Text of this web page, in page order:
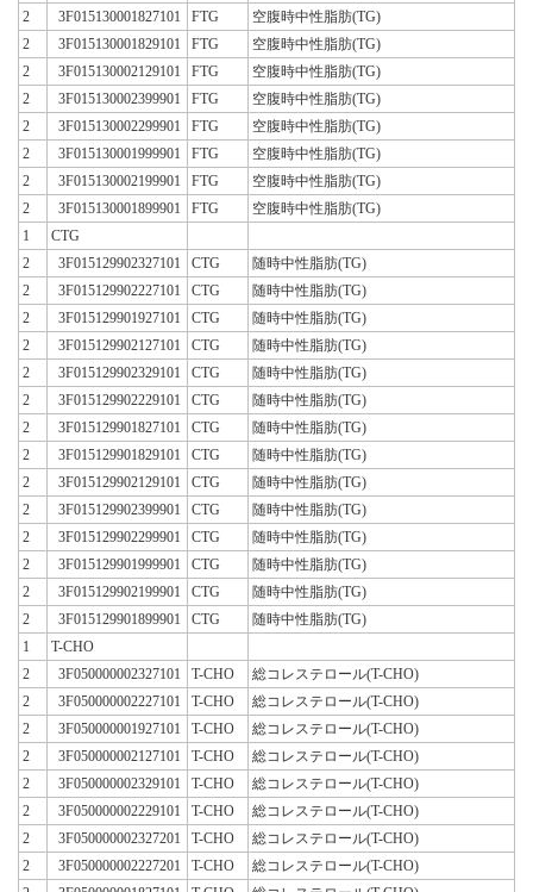
2
3F015130001827101 FTG
空腹時中性脂肪(TG)
2
3F015130001829101 FTG
空腹時中性脂肪(TG)
2
3F015130002129101 FTG
空腹時中性脂肪(TG)
2
3F015130002399901 FTG
空腹時中性脂肪(TG)
2
3F015130002299901 FTG
空腹時中性脂肪(TG)
2
3F015130001999901 FTG
空腹時中性脂肪(TG)
2
3F015130002199901 FTG
空腹時中性脂肪(TG)
2
3F015130001899901 FTG
空腹時中性脂肪(TG)
1
CTG
2
3F015129902327101 CTG
随時中性脂肪(TG)
2
3F015129902227101 CTG
随時中性脂肪(TG)
2
3F015129901927101 CTG
随時中性脂肪(TG)
2
3F015129902127101 CTG
随時中性脂肪(TG)
2
3F015129902329101 CTG
随時中性脂肪(TG)
2
3F015129902229101 CTG
随時中性脂肪(TG)
2
3F015129901827101 CTG
随時中性脂肪(TG)
2
3F015129901829101 CTG
随時中性脂肪(TG)
2
3F015129902129101 CTG
随時中性脂肪(TG)
2
3F015129902399901 CTG
随時中性脂肪(TG)
2
3F015129902299901 CTG
随時中性脂肪(TG)
2
3F015129901999901 CTG
随時中性脂肪(TG)
2
3F015129902199901 CTG
随時中性脂肪(TG)
2
3F015129901899901 CTG
随時中性脂肪(TG)
1
T-CHO
2
3F050000002327101 T-CHO
総コレステロール(T-CHO)
2
3F050000002227101 T-CHO
総コレステロール(T-CHO)
2
3F050000001927101 T-CHO
総コレステロール(T-CHO)
2
3F050000002127101 T-CHO
総コレステロール(T-CHO)
2
3F050000002329101 T-CHO
総コレステロール(T-CHO)
2
3F050000002229101 T-CHO
総コレステロール(T-CHO)
2
3F050000002327201 T-CHO
総コレステロール(T-CHO)
2
3F050000002227201 T-CHO
総コレステロール(T-CHO)